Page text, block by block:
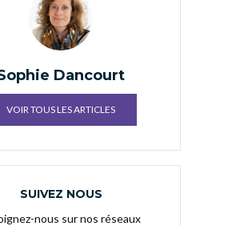
Dancourt
VOIR TOUS LES ARTICLES
SUIVEZ NOUS
nous sur nos réseaux